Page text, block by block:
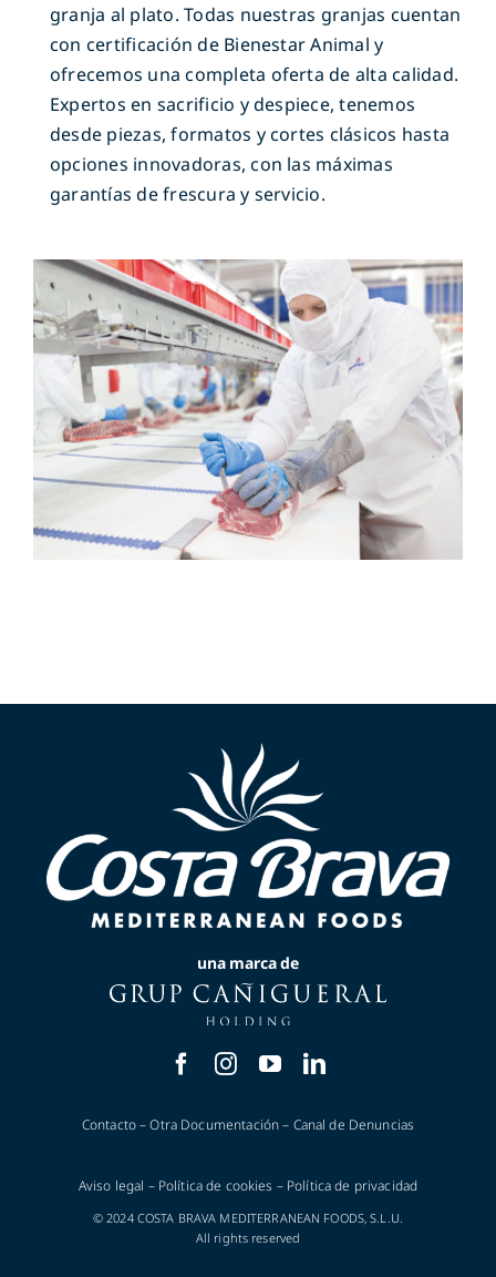
granja al plato. Todas nuestras granjas cuentan
con certificación de Bienestar Animal y
ofrecemos una completa oferta de alta calidad.
Expertos en sacrificio y despiece, tenemos
desde piezas, formatos y cortes clásicos hasta
opciones innovadoras, con las máximas
garantías de frescura y servicio.
una marca de
Contacto–Otra Documentación– Canal de Denuncias
Aviso legal – Política de cookies – Política de privacidad
© 2024 COSTA BRAVA MEDITERRANEAN FOODS, S.L.U.
All rights reserved